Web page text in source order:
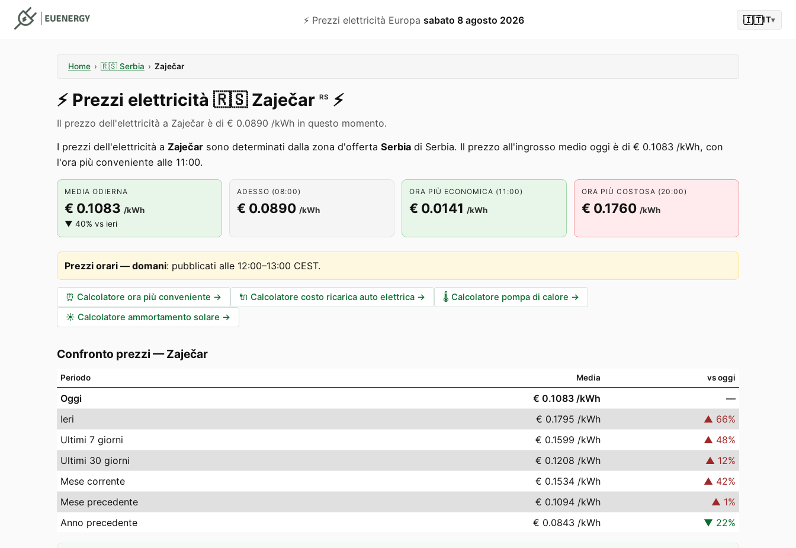
⚡️ Prezzi elettricità Europa sabato 8 agosto 2026 🇮🇹IT▾
Home › 🇷🇸 Serbia › Zaječar
⚡️ Prezzi elettricità 🇷🇸 Zaječar RS ⚡️
Il prezzo dell'elettricità a Zaječar è di € 0.0890 /kWh in questo momento.
I prezzi dell'elettricità a Zaječar sono determinati dalla zona d'offerta Serbia di Serbia. Il prezzo all'ingrosso medio oggi è di € 0.1083 /kWh, con
l'ora più conveniente alle 11:00.
MEDIA ODIERNA
€ 0.1083 /kWh
▼ 40% vs ieri
ADESSO (08:00)
€ 0.0890 /kWh
ORA PIÙ ECONOMICA (11:00)
€ 0.0141 /kWh
ORA PIÙ COSTOSA (20:00)
€ 0.1760 /kWh
Prezzi orari — domani: pubblicati alle 12:00–13:00 CEST.
⏰ Calcolatore ora più conveniente → 🔌 Calcolatore costo ricarica auto elettrica → 🌡️ Calcolatore pompa di calore →
☀️ Calcolatore ammortamento solare →
Confronto prezzi —Zaječar
Periodo Media vs oggi
Oggi € 0.1083 /kWh
—
Ieri
€ 0.1795 /kWh ▲ 66%
Ultimi 7 giorni
€ 0.1599 /kWh ▲ 48%
Ultimi 30 giorni
€ 0.1208 /kWh ▲ 12%
Mese corrente
€ 0.1534 /kWh ▲ 42%
Mese precedente
€ 0.1094 /kWh ▲ 1%
Anno precedente
€ 0.0843 /kWh ▼ 22%